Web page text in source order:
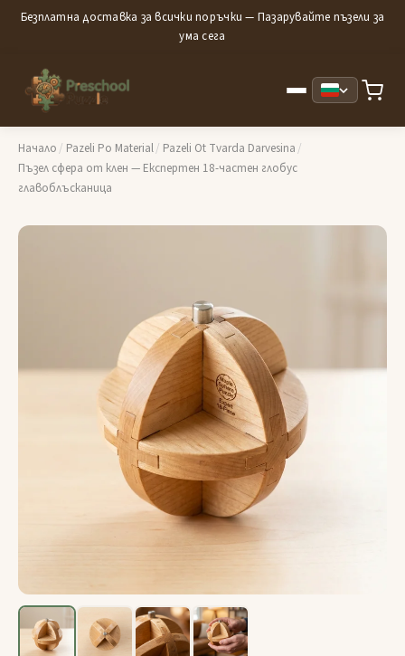
Безплатна доставка за всички поръчки — Пазарувайте пъзели за
ума сега
Начало / Pazeli Po Material/ Pazeli Ot Tvarda Darvesina /
Пъзел сфера от клен — Експертен 18-частен глобус
главоблъсканица